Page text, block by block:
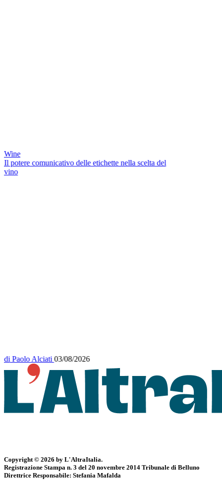
Wine
Il potere comunicativo delle etichette nella scelta del
vino
diPaolo Alciati 03/08/2026
Copyright © 2026 by L'AltraItalia.
Registrazione Stampa n. 3 del 20 novembre 2014 Tribunale di Belluno
Direttrice Responsabile: Stefania Mafalda